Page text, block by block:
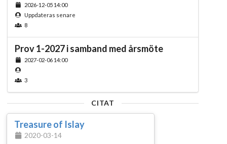
2026-12-05 14:00
Uppdateras senare
8
Prov 1-2027 i samband med årsmöte
2027-02-06 14:00
3
CITAT
Treasure of Islay
2020-03-14